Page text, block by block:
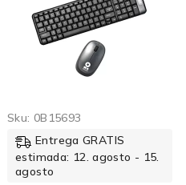
Sku: 0B15693
Entrega GRATIS
estimada: 12. agosto - 15.
agosto